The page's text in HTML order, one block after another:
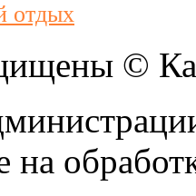
отдых
©
на